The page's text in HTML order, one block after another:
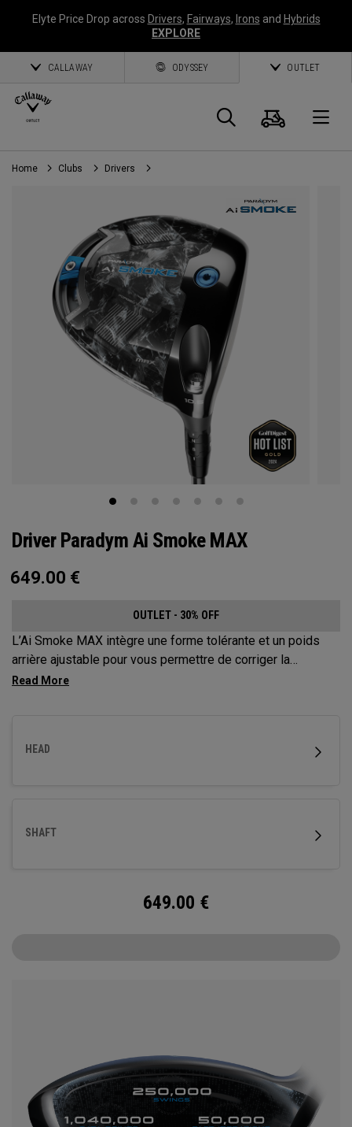
Elyte Price Drop across Drivers, Fairways, Irons and Hybrids
EXPLORE
CALLAWAY ODYSSEY OUTLET
Panier
Home Clubs Drivers
Driver Paradym Ai Smoke MAX
649.00 €
OUTLET - 30% OFF
L’Ai Smoke MAX intègre une forme tolérante et un poids
arrière ajustable pour vous permettre de corriger la
trajectoire de vos coups jusqu’à environ 17 mètres.
HEAD
SHAFT
649.00 €